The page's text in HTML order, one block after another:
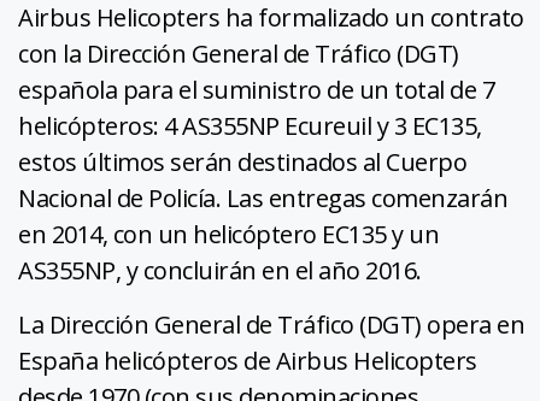
Airbus Helicopters ha formalizado un contrato
con la Dirección General de Tráfico (DGT)
española para el suministro de un total de 7
helicópteros: 4 AS355NP Ecureuil y 3 EC135,
estos últimos serán destinados al Cuerpo
Nacional de Policía. Las entregas comenzarán
en 2014, con un helicóptero EC135 y un
AS355NP, y concluirán en el año 2016.
La Dirección General de Tráfico (DGT) opera en
España helicópteros de Airbus Helicopters